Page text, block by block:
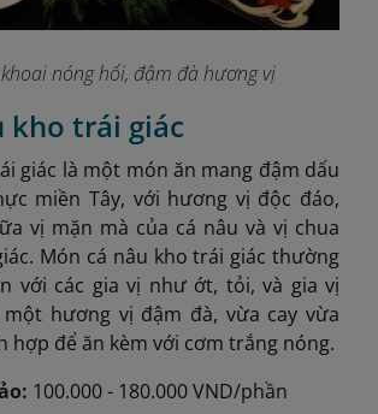
nóng hổi, đậm đà hương vị
kho trái giác
giác là một món ăn mang đậm dấu
miền Tây, với hương vị độc đáo,
vị mặn mà của cá nâu và vị chua
Món cá nâu kho trái giác thường
với các gia vị như ớt, tỏi, và gia vị
hương vị đậm đà, vừa cay vừa
hợp để ăn kèm với cơm trắng nóng.
100.000 - 180.000 VND/phần